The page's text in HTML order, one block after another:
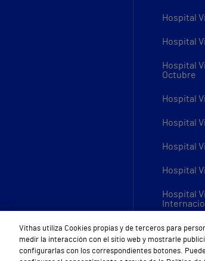
Hospital
Hospital
Hospital
Octubre
Hospital
Hospital
Hospital
Hospital
Hospital
Todos
Vithas utiliza Cookies propias y de terceros para
medir la interacción con el sitio web y mostrarle
configurarlas con los correspondientes botones.